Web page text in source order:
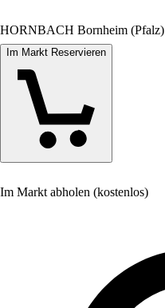
HORNBACH Bornheim (Pfalz)
Im Markt Reservieren
Im Markt abholen (kostenlos)